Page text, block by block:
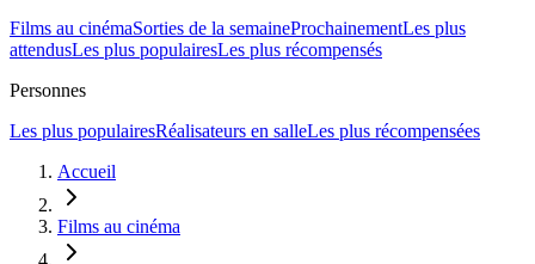
Films au cinémaSorties de la semaineProchainementLes plus
attendusLes plus populairesLes plus récompensés
Personnes
Les plus populairesRéalisateurs en salleLes plus récompensées
Accueil
Films au cinéma